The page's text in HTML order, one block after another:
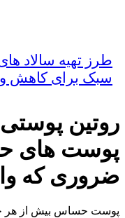
سبک برای کاهش
روتین
ضروری که
پوست حساس بیش از هر